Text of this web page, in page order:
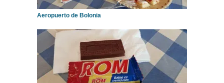
Aeropuerto de Bolonia